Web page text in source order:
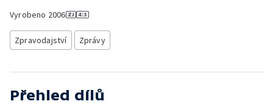
Vyrobeno 2006
Zpravodajství Zprávy
Přehled dílů